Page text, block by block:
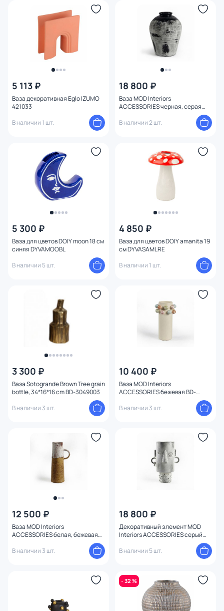
5 113 ₽
Ваза декоративная Eglo IZUMO
421033
В наличии 1 шт.
18 800 ₽
Ваза MOD Interiors
ACCESSORIES черная, серая
В наличии 2 шт.
5 300 ₽
Ваза для цветов DOIY moon 18 см
синяя DYVAMOOBL
В наличии 5 шт.
4 850 ₽
Ваза для цветов DOIY amanita 19
см DYVASAMLRE
В наличии 1 шт.
3 300 ₽
Ваза Sotogrande Brown Tree grain
bottle, 34*16*16 cm BD-3049003
В наличии 3 шт.
10 400 ₽
Ваза MOD Interiors
ACCESSORIES бежевая BD-
В наличии 3 шт.
12 500 ₽
Ваза MOD Interiors
ACCESSORIES белая, бежевая
В наличии 3 шт.
18 800 ₽
Декоративный элемент MOD
Interiors ACCESSORIES серый
В наличии 5 шт.
- 32 %